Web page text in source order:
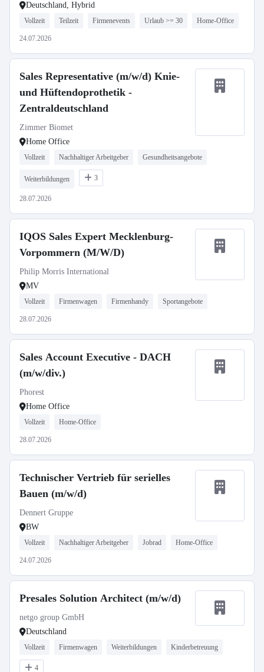
Deutschland, Hybrid
Vollzeit Teilzeit Firmenevents Urlaub >= 30 Home-Office
24.07.2026
Sales Representative (m/w/d) Knie-
und Hüftendoprothetik -
Zentraldeutschland
Zimmer Biomet
Home Office
Vollzeit Nachhaltiger Arbeitgeber Gesundheitsangebote
Weiterbildungen 3
28.07.2026
IQOS Sales Expert Mecklenburg-
Vorpommern (M/W/D)
Philip Morris International
MV
Vollzeit Firmenwagen Firmenhandy Sportangebote
28.07.2026
Sales Account Executive - DACH
(m/w/div.)
Phorest
Home Office
Vollzeit Home-Office
28.07.2026
Technischer Vertrieb für serielles
Bauen (m/w/d)
Dennert Gruppe
BW
Vollzeit Nachhaltiger Arbeitgeber Jobrad Home-Office
24.07.2026
Presales Solution Architect (m/w/d)
netgo group GmbH
Deutschland
Vollzeit Firmenwagen Weiterbildungen Kinderbetreuung
4